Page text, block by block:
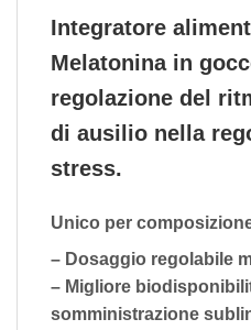
Integratore
Melatonina in
regolazione del
di ausilio nella
stress.
Unico per
– Dosaggio regolabile
– Migliore
somministrazione